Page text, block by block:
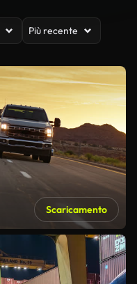
Più recente
Scaricamento